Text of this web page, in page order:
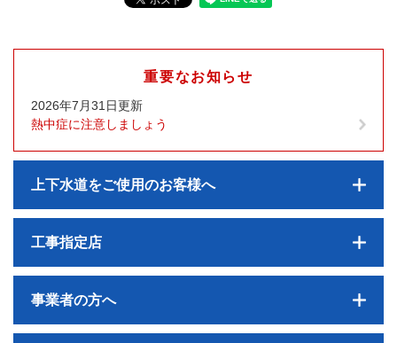
重要なお知らせ
2026年7月31日更新
熱中症に注意しましょう
上下水道をご使用のお客様へ
工事指定店
事業者の方へ